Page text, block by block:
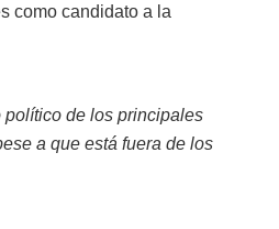
como candidato a la
de los principales
a que está fuera de los